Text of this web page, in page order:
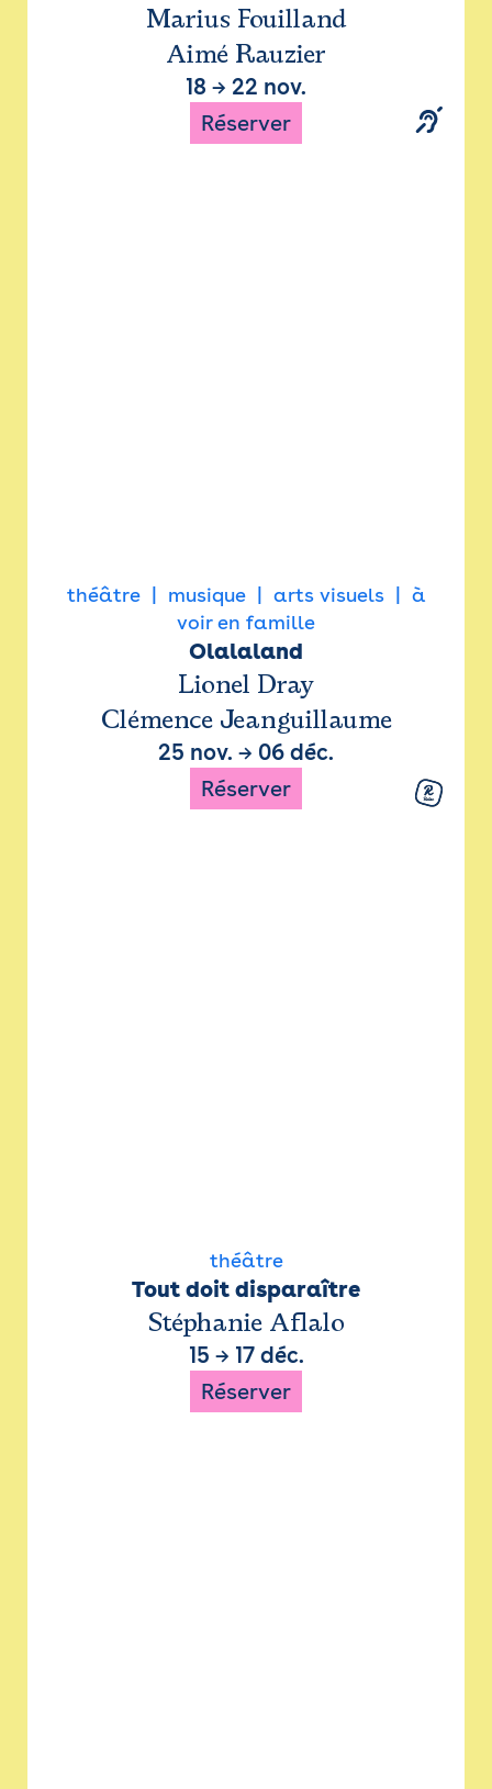
Marius Fouilland
Aimé Rauzier
18 → 22 nov.
Réserver
théâtre musique arts visuels
à
voir en famille
Olalaland
Lionel Dray
Clémence Jeanguillaume
25 nov. → 06 déc.
Réserver
théâtre
Tout doit disparaître
Stéphanie Aflalo
15 → 17 déc.
Réserver